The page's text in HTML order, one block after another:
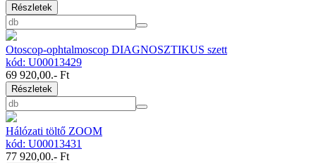
Részletek
Otoscop-ophtalmoscop DIAGNOSZTIKUS szett
kód: U00013429
69 920,00.- Ft
Részletek
Hálózati töltő ZOOM
kód: U00013431
77 920,00.- Ft